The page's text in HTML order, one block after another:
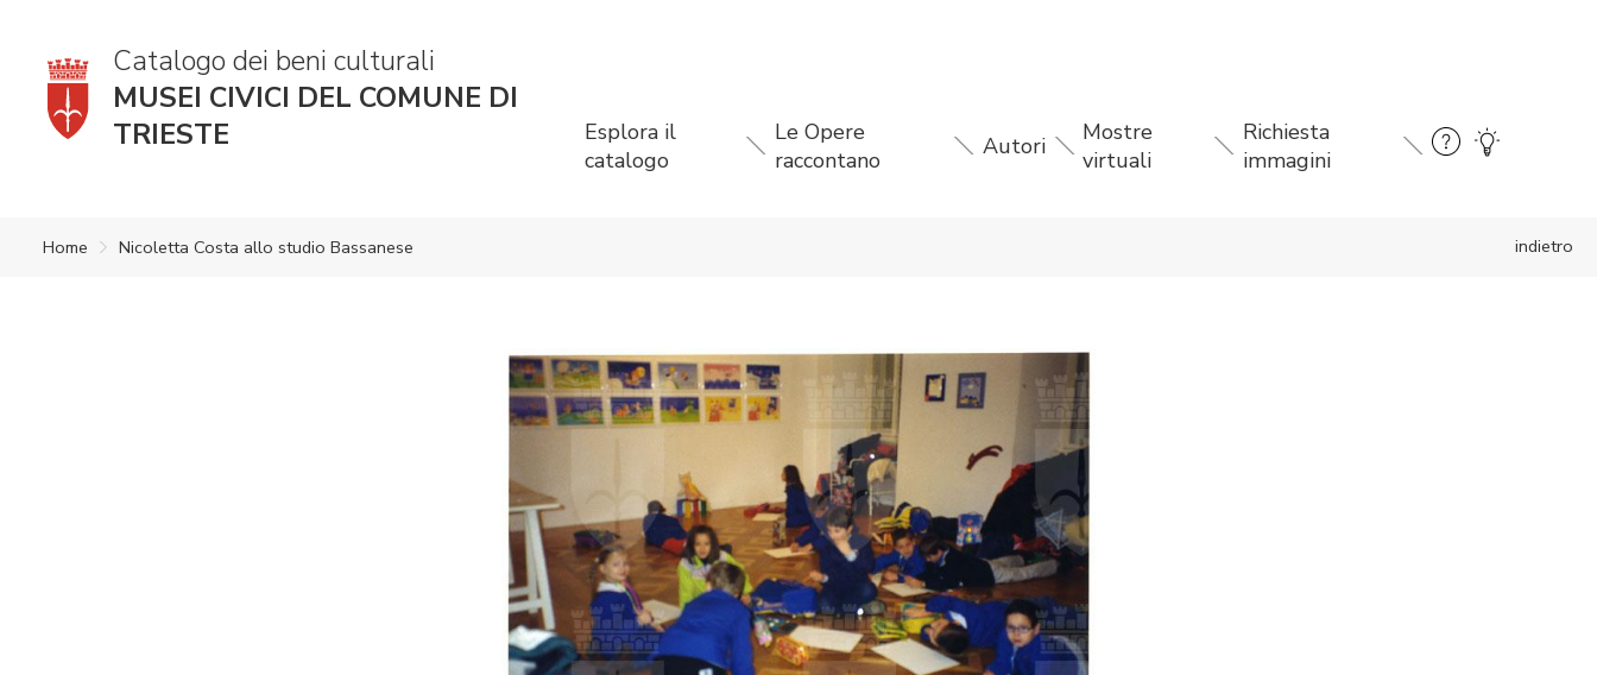
Catalogo dei beni culturali
MUSEI CIVICI DEL COMUNE DI
TRIESTE
Esplora il
catalogo
Le Opere
raccontano
Autori
Mostre
virtuali
Richiesta
immagini
indietro
Home Nicoletta Costa allo studio Bassanese